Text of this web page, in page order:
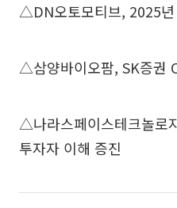
△DN오토모티브, 2025년
△삼양바이오팜, SK증권
△나라스페이스테크놀로
투자자 이해 증진